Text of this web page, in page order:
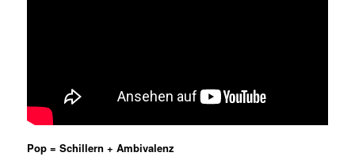
Pop = Schillern + Ambivalenz